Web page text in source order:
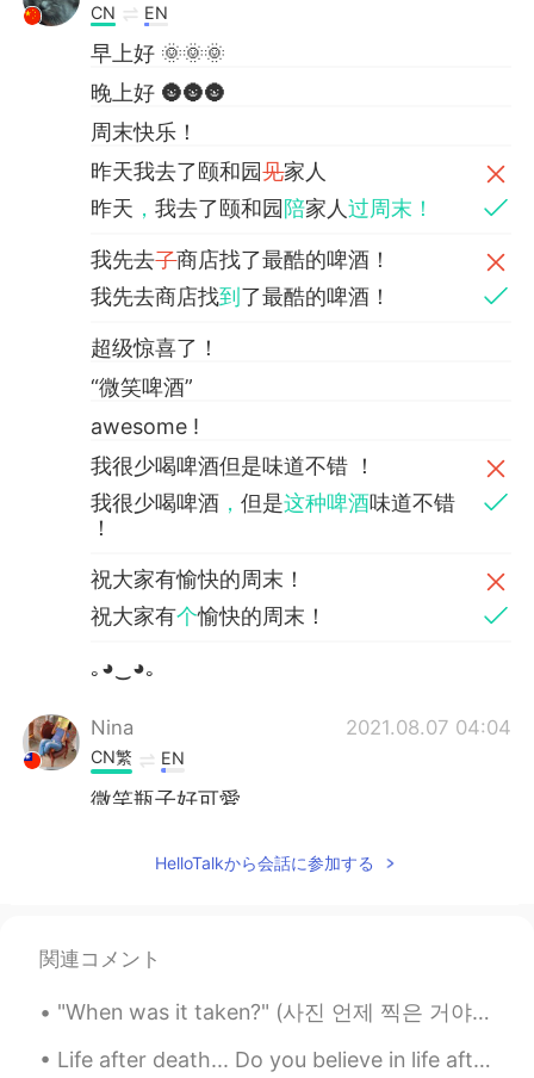
CN EN
早上好 🌞🌞🌞
晚上好 🌚🌚🌚
周末快乐！
昨天我去了颐和园见家人
昨天 ，我去了颐和园陪家人过周末！
我先去了商店找了最酷的啤酒！
我先去商店找到了最酷的啤酒！
超级惊喜了！
“微笑啤酒”
awesome !
我很少喝啤酒但是味道不错 ！
我很少喝啤酒 ，但是这种啤酒味道不错
！
祝大家有愉快的周末！
祝大家有个愉快的周末！
｡◕‿◕｡
Nina 2021.08.07 04:04
CN繁 EN
微笑瓶子好可愛
there ❤️
Coco 2021.08.07 02:33
CN EN
HelloTalkから会話に参加する
関連コメント
"When was it taken?" (사진 언제 찍은 거야?) "She is beauiful" (그녀는 아르답다) "Not a typo" (오타가 아님) "티없이 아름다운"...
Life after death... Do you believe in life after death? Is so, where do we go after we die, and ...